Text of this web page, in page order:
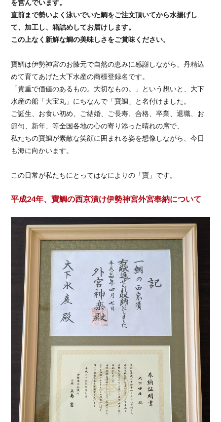
を営んでいます。
直前まで勢いよく泳いでいた鯛をご注文頂いてから水揚げし
て、加工し、箱詰めしてお届けします。
この上なく新鮮な鯛の美味しさをご賞味ください。
寶鯛は伊勢神宮のお膝元で自然の恵みに感謝しながら、丹精込
めて育てあげた大下水産の商標登録名です。
「貴重で価値のあるもの。大切なもの。」という想いと、大下
水産の船「大宝丸」にちなんで「寶鯛」と名付けました。
ご誕生、お食い初め、ご結婚、ご長寿、合格、卒業、退職、お
節句、新年、等全国各地の心の寄り添った晴れの席で、
私たちの寶鯛が素敵な笑顔に囲まれる姿を想像しながら、今日
も海に向かいます。
この日常が私たちにとってはなによりの「寶」です。
平成24年、寶鯛の西京漬け伊勢神宮外宮奉納について